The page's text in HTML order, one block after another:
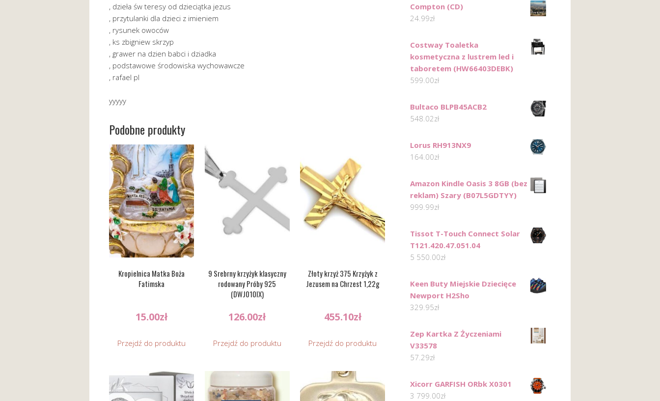
, dzieła św teresy od dzieciątka jezus
, przytulanki dla dzieci z imieniem
, rysunek owoców
, ks zbigniew skrzyp
, grawer na dzien babci i dziadka
, podstawowe środowiska wychowawcze
, rafael pl
yyyyy
Podobne produkty
Kropielnica Matka Boża
Fatimska
15.00zł
Przejdź do produktu
9 Srebrny krzyżyk klasyczny
rodowany Próby 925
(DWJ010IX)
126.00zł
Przejdź do produktu
Złoty krzyż 375 Krzyżyk z
Jezusem na Chrzest 1,22g
455.10zł
Przejdź do produktu
Compton (CD)
24.99zł
Costway Toaletka
kosmetyczna z lustrem led i
taboretem (HW66403DEBK)
599.00zł
Bultaco BLPB45ACB2
548.02zł
Lorus RH913NX9
164.00zł
Amazon Kindle Oasis 3 8GB (bez
reklam) Szary (B07L5GDTYY)
999.99zł
Tissot T-Touch Connect Solar
T121.420.47.051.04
5 550.00zł
Keen Buty Miejskie Dziecięce
Newport H2Sho
329.95zł
Zep Kartka Z Życzeniami
V33578
57.29zł
Xicorr GARFISH ORbk X0301
3 799.00zł